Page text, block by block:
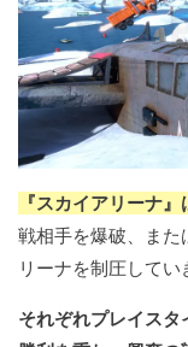
『スカイアリーナ
戦相手を爆破、また
リーナを制圧してい
それぞれプレイスタ